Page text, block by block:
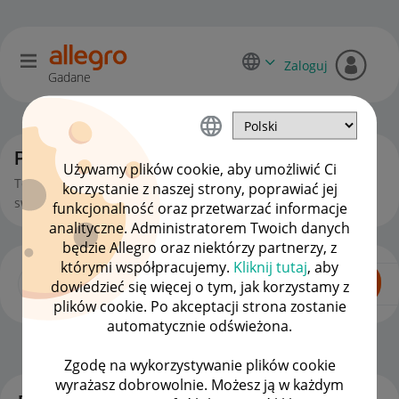
Używamy plików cookie, aby umożliwić Ci
korzystanie z naszej strony, poprawiać jej
funkcjonalność oraz przetwarzać informacje
analityczne. Administratorem Twoich danych
będzie Allegro oraz niektórzy partnerzy, z
którymi współpracujemy. Kliknij tutaj, aby
dowiedzieć się więcej o tym, jak korzystamy z
plików cookie. Po akceptacji strona zostanie
automatycznie odświeżona.
Zgodę na wykorzystywanie plików cookie
wyrażasz dobrowolnie. Możesz ją w każdym
Gadane
Zaloguj
Początkujący sprzedawcy
To miejsce jest dla Ciebie, jeśli zaczynasz lub chcesz zacząć
swoją przygodę ze sprzedażą na Allegro.